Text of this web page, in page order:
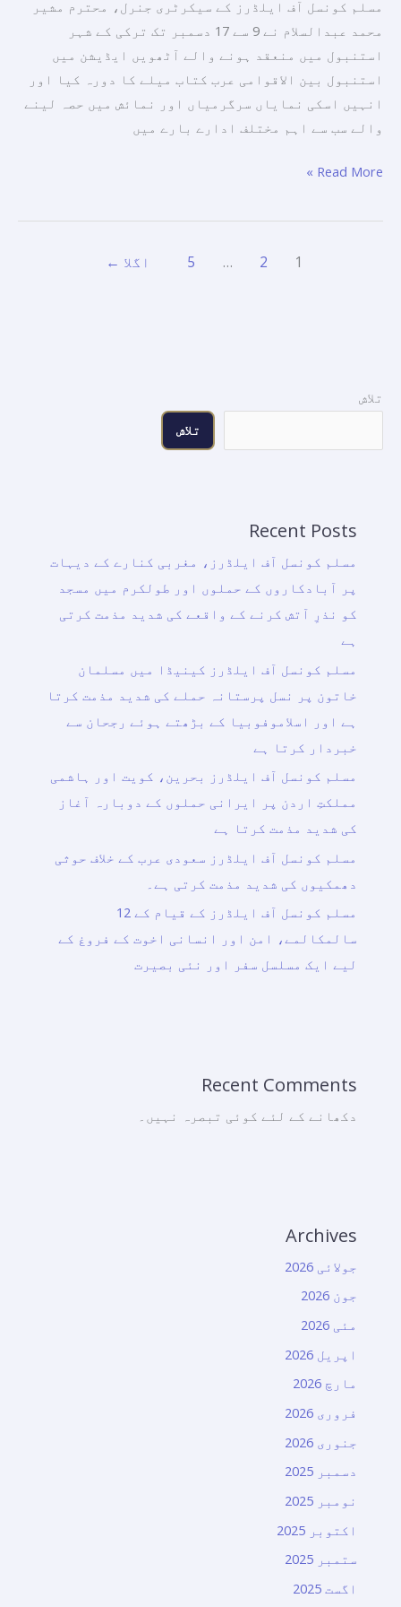
مسلم کونسل آف ایلڈرز کے سیکرٹری جنرل، محترم مشیر
محمد عبدالسلام نے 9 سے 17 دسمبر تک ترکی کے شہر
استنبول میں منعقد ہونے والے آٹھویں ایڈیشن میں
استنبول بین الاقوامی عرب کتاب میلے کا دورہ کیا اور
انہیں اسکی نمایاں سرگرمیاں اور نمائش میں حصہ لینے
والے سب سے اہم مختلف ادارے بارے میں
کے
Read More »
1
2
…
5 اگلا ←
تلاش
تلاش
Recent Posts
مسلم کونسل آف ایلڈرز، مغربی کنارے کے دیہات
پر آبادکاروں کے حملوں اور طولکرم میں مسجد
کو نذرِ آتش کرنے کے واقعے کی شدید مذمت کرتی
ہے
مسلم کونسل آف ایلڈرز کینیڈا میں مسلمان
خاتون پر نسل پرستانہ حملے کی شدید مذمت کرتا
ہے اور اسلاموفوبیا کے بڑھتے ہوئے رجحان سے
خبردار کرتا ہے
مسلم کونسل آف ایلڈرز بحرین، کویت اور ہاشمی
مملکتِ اردن پر ایرانی حملوں کے دوبارہ آغاز
کی شدید مذمت کرتا ہے
مسلم کونسل آف ایلڈرز سعودی عرب کے خلاف حوثی
دھمکیوں کی شدید مذمت کرتی ہے۔
مسلم کونسل آف ایلڈرز کے قیام کے 12
سالمکالمے، امن اور انسانی اخوت کے فروغ کے
لیے ایک مسلسل سفر اور نئی بصیرت
Recent Comments
دکھانے کے لئے کوئی تبصرہ نہیں۔
Archives
جولائی 2026
جون 2026
مئی 2026
اپریل 2026
مارچ 2026
فروری 2026
جنوری 2026
دسمبر 2025
نومبر 2025
اکتوبر 2025
ستمبر 2025
اگست 2025